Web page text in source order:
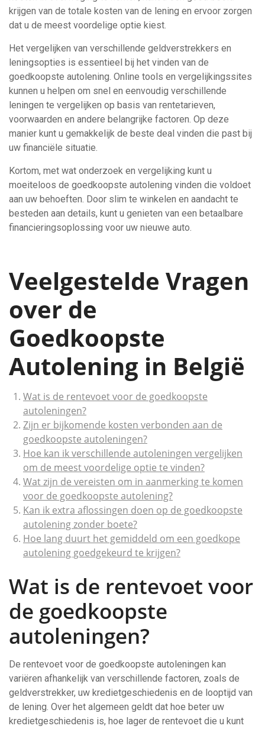
krijgen van de totale kosten van de lening en ervoor zorgen
dat u de meest voordelige optie kiest.
Het vergelijken van verschillende geldverstrekkers en
leningsopties is essentieel bij het vinden van de
goedkoopste autolening. Online tools en vergelijkingssites
kunnen u helpen om snel en eenvoudig verschillende
leningen te vergelijken op basis van rentetarieven,
voorwaarden en andere belangrijke factoren. Op deze
manier kunt u gemakkelijk de beste deal vinden die past bij
uw financiële situatie.
Kortom, met wat onderzoek en vergelijking kunt u
moeiteloos de goedkoopste autolening vinden die voldoet
aan uw behoeften. Door slim te winkelen en aandacht te
besteden aan details, kunt u genieten van een betaalbare
financieringsoplossing voor uw nieuwe auto.
Veelgestelde Vragen
over de
Goedkoopste
Autolening in België
Wat is de rentevoet voor de goedkoopste
autoleningen?
Zijn er bijkomende kosten verbonden aan de
goedkoopste autoleningen?
Hoe kan ik verschillende autoleningen vergelijken
om de meest voordelige optie te vinden?
Wat zijn de vereisten om in aanmerking te komen
voor de goedkoopste autolening?
Kan ik extra aflossingen doen op de goedkoopste
autolening zonder boete?
Hoe lang duurt het gemiddeld om een goedkope
autolening goedgekeurd te krijgen?
Wat is de rentevoet voor
de goedkoopste
autoleningen?
De rentevoet voor de goedkoopste autoleningen kan
variëren afhankelijk van verschillende factoren, zoals de
geldverstrekker, uw kredietgeschiedenis en de looptijd van
de lening. Over het algemeen geldt dat hoe beter uw
kredietgeschiedenis is, hoe lager de rentevoet die u kunt